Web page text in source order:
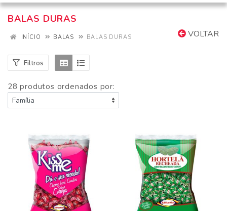
BALAS DURAS
VOLTAR
INÍCIO BALAS BALAS DURAS
Filtros
28 produtos ordenados por: